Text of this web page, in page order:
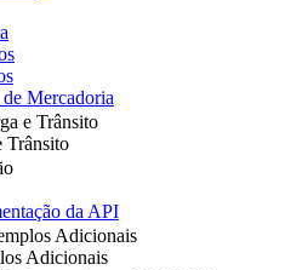
Mercadoria
e Trânsito
Trânsito
da API
Adicionais
Adicionais